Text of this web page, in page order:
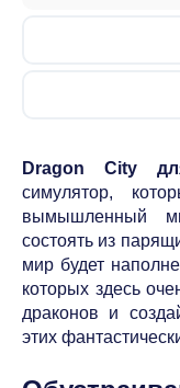
Dragon City
симулятор,
вымышленный
состоять из
мир будет
которых здесь
драконов и
этих